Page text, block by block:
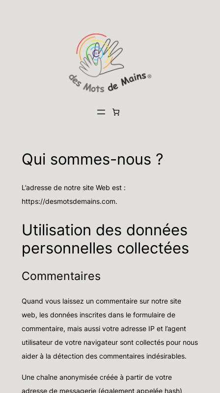
Qui sommes-nous ?
L’adresse de notre site Web est :
https://desmotsdemains.com.
Utilisation des données
personnelles collectées
Commentaires
Quand vous laissez un commentaire sur notre site
web, les données inscrites dans le formulaire de
commentaire, mais aussi votre adresse IP et l’agent
utilisateur de votre navigateur sont collectés pour nous
aider à la détection des commentaires indésirables.
Une chaîne anonymisée créée à partir de votre
adresse de messagerie (également appelée hash)